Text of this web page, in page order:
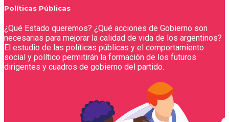
Políticas Públicas
¿Qué Estado queremos? ¿Qué acciones de Gobierno son
necesarias para mejorar la calidad de vida de los argentinos?
El estudio de las políticas públicas y el comportamiento
social y político permitirán la formación de los futuros
dirigentes y cuadros de gobierno del partido.